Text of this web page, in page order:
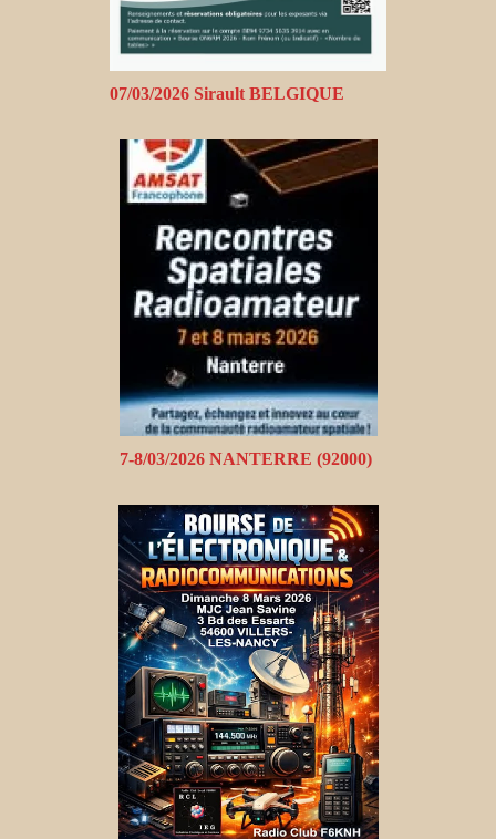
07/03/2026 Sirault BELGIQUE
7-8/03/2026 NANTERRE (92000)